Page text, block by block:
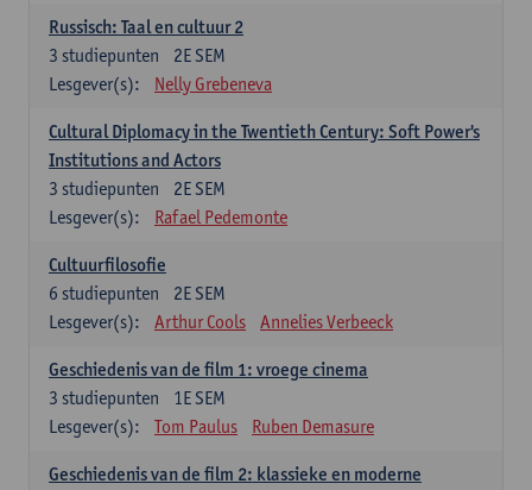
Russisch: Taal en cultuur 2
2E SEM
3 studiepunten
Lesgever(s):
Nelly Grebeneva
Cultural Diplomacy in the Twentieth Century: Soft Power's
Institutions and Actors
2E SEM
3 studiepunten
Lesgever(s):
Rafael Pedemonte
Cultuurfilosofie
2E SEM
6 studiepunten
Lesgever(s):
Arthur Cools Annelies Verbeeck
Geschiedenis van de film 1: vroege cinema
1E SEM
3 studiepunten
Lesgever(s):
Tom Paulus Ruben Demasure
Geschiedenis van de film 2: klassieke en moderne